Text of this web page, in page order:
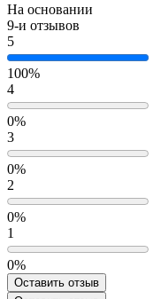
На основании
9-и отзывов
5
100%
4
0%
3
0%
2
0%
1
0%
Оставить отзыв